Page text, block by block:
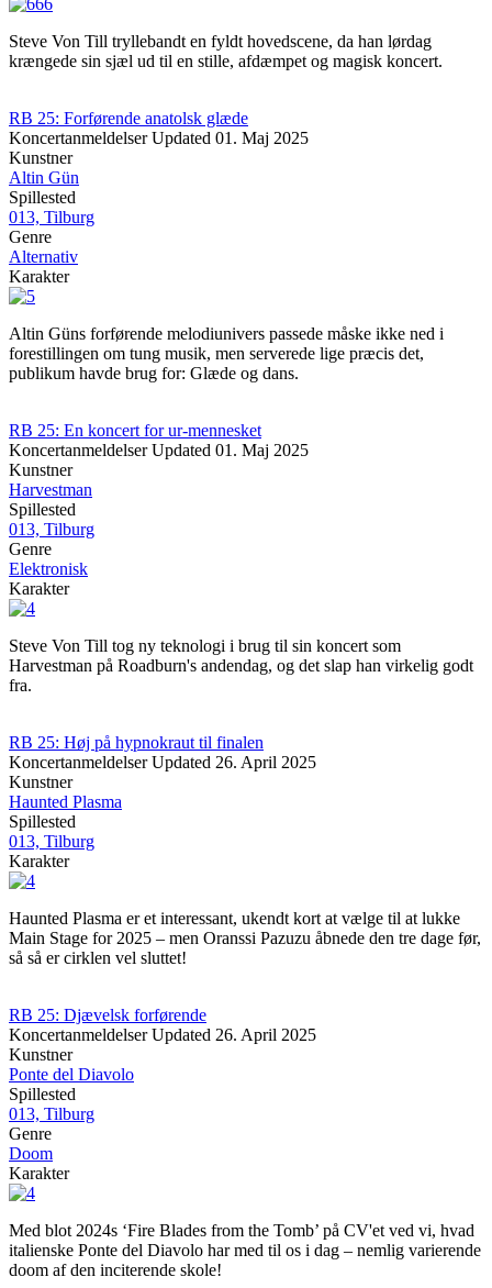
Steve Von Till tryllebandt en fyldt hovedscene, da han lørdag
krængede sin sjæl ud til en stille, afdæmpet og magisk koncert.
RB 25: Forførende anatolsk glæde
Koncertanmeldelser Updated 01. Maj 2025
Kunstner
Altin Gün
Spillested
013, Tilburg
Genre
Alternativ
Karakter
Altin Güns forførende melodiunivers passede måske ikke ned i
forestillingen om tung musik, men serverede lige præcis det,
publikum havde brug for: Glæde og dans.
RB 25: En koncert for ur-mennesket
Koncertanmeldelser Updated 01. Maj 2025
Kunstner
Harvestman
Spillested
013, Tilburg
Genre
Elektronisk
Karakter
Steve Von Till tog ny teknologi i brug til sin koncert som
Harvestman på Roadburn's andendag, og det slap han virkelig godt
fra.
RB 25: Høj på hypnokraut til finalen
Koncertanmeldelser Updated 26. April 2025
Kunstner
Haunted Plasma
Spillested
013, Tilburg
Karakter
Haunted Plasma er et interessant, ukendt kort at vælge til at lukke
Main Stage for 2025 – men Oranssi Pazuzu åbnede den tre dage før,
så så er cirklen vel sluttet!
RB 25: Djævelsk forførende
Koncertanmeldelser Updated 26. April 2025
Kunstner
Ponte del Diavolo
Spillested
013, Tilburg
Genre
Doom
Karakter
Med blot 2024s ‘Fire Blades from the Tomb’ på CV'et ved vi, hvad
italienske Ponte del Diavolo har med til os i dag – nemlig varierende
doom af den inciterende skole!